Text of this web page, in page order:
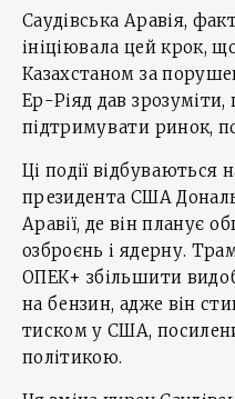
Саудівська Аравія,
ініціювала цей крок,
Казахстаном за
Ер-Ріяд дав
підтримувати ринок,
Ці події відбуваються
президента США
Аравії, де він планує
озброєнь і ядерну.
ОПЕК+ збільшити
на бензин, адже він
тиском у США,
політикою.